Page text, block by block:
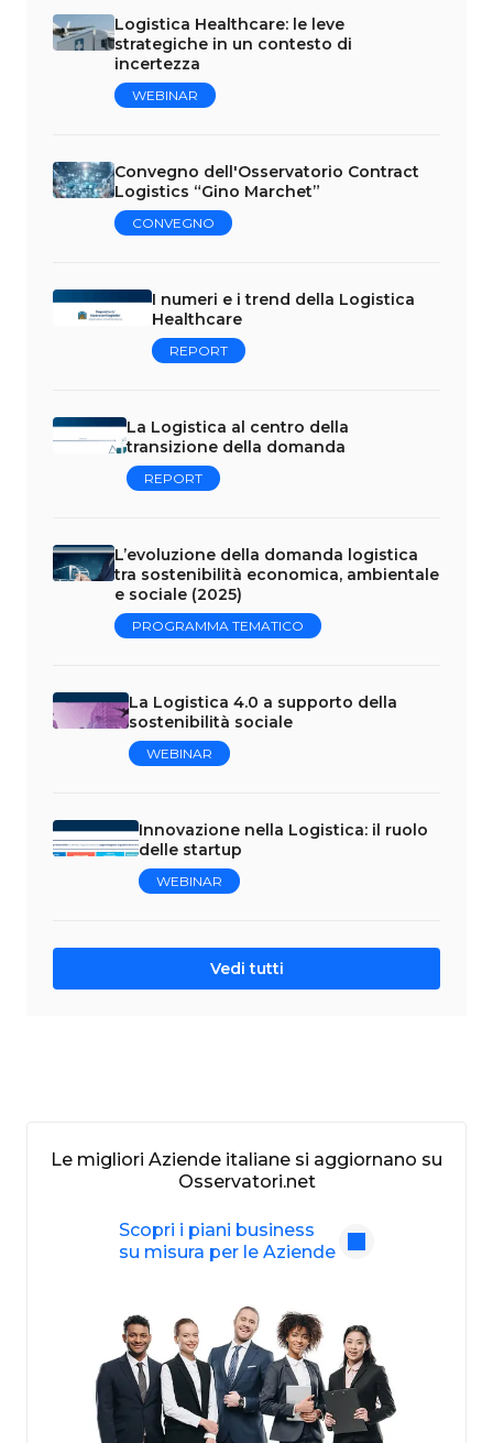
Logistica Healthcare: le leve
strategiche in un contesto di
incertezza
WEBINAR
Convegno dell'Osservatorio Contract
Logistics “Gino Marchet”
CONVEGNO
I numeri e i trend della Logistica
Healthcare
REPORT
La Logistica al centro della
transizione della domanda
REPORT
L’evoluzione della domanda logistica
tra sostenibilità economica, ambientale
e sociale (2025)
PROGRAMMA TEMATICO
La Logistica 4.0 a supporto della
sostenibilità sociale
WEBINAR
Innovazione nella Logistica: il ruolo
delle startup
WEBINAR
Vedi tutti
Le migliori Aziende italiane si aggiornano su
Osservatori.net
Scopri i piani business
su misura per le Aziende